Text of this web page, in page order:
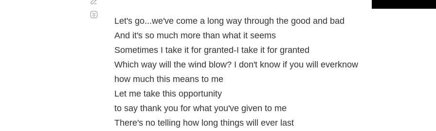
Let's go...we've come a long way through the good and bad
And it's so much more than what it seems
Sometimes I take it for granted-I take it for granted
Which way will the wind blow? I don't know if you will everknow
how much this means to me
Let me take this opportunity
to say thank you for what you've given to me
There's no telling how long things will ever last
automático